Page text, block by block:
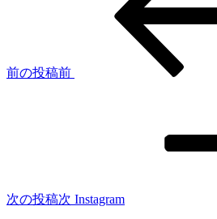
前の投稿前
次の投稿次 Instagram